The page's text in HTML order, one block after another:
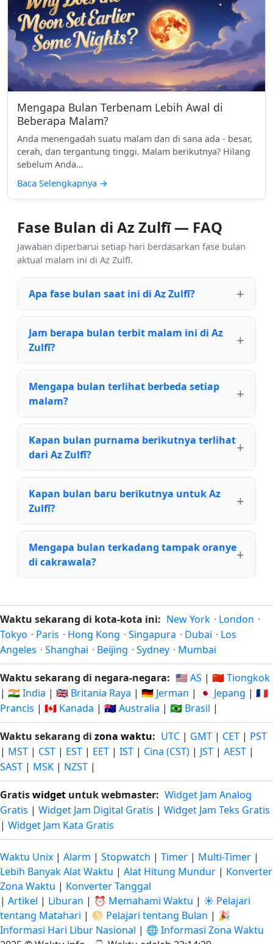
Mengapa Bulan Terbenam Lebih Awal di
Beberapa Malam?
Anda menengadah suatu malam dan di sana ada - besar,
cerah, dan tergantung tinggi. Malam berikutnya? Hilang
sebelum Anda...
Baca Selengkapnya →
Fase Bulan di Az Zulfī — FAQ
Jawaban diperbarui setiap hari berdasarkan fase bulan
aktual malam ini di Az Zulfī.
Apa fase bulan saat ini di Az Zulfī?
Jam berapa bulan terbit malam ini di Az
Zulfī?
Mengapa bulan terlihat berbeda setiap
malam?
Kapan bulan purnama berikutnya terlihat
dari Az Zulfī?
Kapan bulan baru berikutnya untuk Az
Zulfī?
Mengapa bulan terkadang tampak oranye
di cakrawala?
Waktu sekarang di kota-kota ini: New York · London ·
Tokyo · Paris · Hong Kong · Singapura · Dubai · Los
Angeles · Shanghai · Beijing · Sydney · Mumbai
Waktu sekarang di negara-negara: 🇺🇸 AS | 🇨🇳 Tiongkok
| 🇮🇳 India | 🇬🇧 Britania Raya | 🇩🇪 Jerman | 🇯🇵 Jepang | 🇫🇷
Prancis | 🇨🇦 Kanada | 🇦🇺 Australia | 🇧🇷 Brasil |
Waktu sekarang di zona waktu: UTC | GMT | CET | PST
| MST | CST | EST | EET | IST | Cina (CST) | JST | AEST |
SAST | MSK | NZST |
Gratiswidget untuk webmaster: Widget Jam Analog
Gratis | Widget Jam Digital Gratis | Widget Jam Teks Gratis
| Widget Jam Kata Gratis
Waktu Unix | Alarm | Stopwatch | Timer | Multi-Timer |
Lebih Banyak Alat Waktu | Alat Hitung Mundur | Konverter
Zona Waktu | Konverter Tanggal
| Artikel | Liburan | ⏰ Memahami Waktu | ☀️ Pelajari
tentang Matahari | 🌕 Pelajari tentang Bulan | 🎉
Informasi Hari Libur Nasional | 🌐 Informasi Zona Waktu